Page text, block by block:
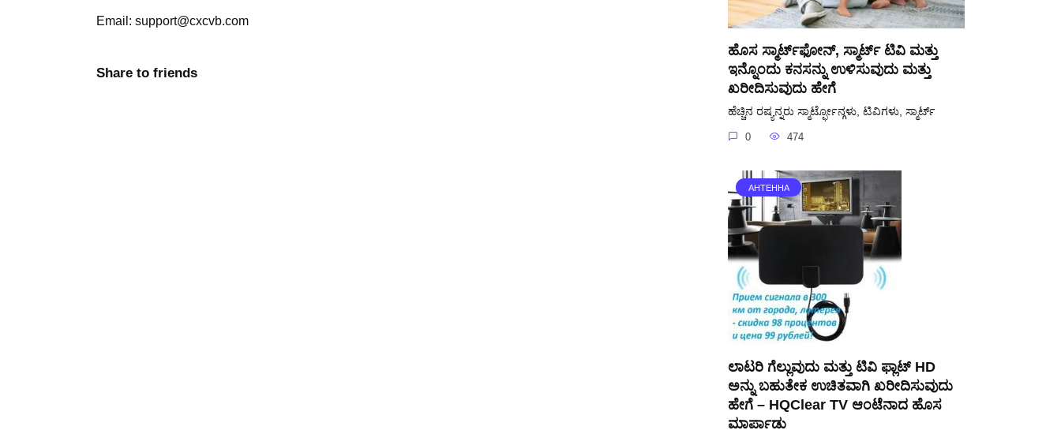
Email: support@cxcvb.com
Share to friends
ಹೊಸ ಸ್ಮಾರ್ಟ್‌ಫೋನ್, ಸ್ಮಾರ್ಟ್ ಟಿವಿ ಮತ್ತು
ಇನ್ನೊಂದು ಕನಸನ್ನು ಉಳಿಸುವುದು ಮತ್ತು
ಖರೀದಿಸುವುದು ಹೇಗೆ
ಹೆಚ್ಚಿನ ರಷ್ಯನ್ನರು ಸ್ಮಾರ್ಟ್ಫೋನ್ಗಳು, ಟಿವಿಗಳು, ಸ್ಮಾರ್ಟ್
0 474
АНТЕННА
ಲಾಟರಿ ಗೆಲ್ಲುವುದು ಮತ್ತು ಟಿವಿ ಫ್ಲಾಟ್ HD
ಅನ್ನು ಬಹುತೇಕ ಉಚಿತವಾಗಿ ಖರೀದಿಸುವುದು
ಹೇಗೆ – HQClear TV ಆಂಟೆನಾದ ಹೊಸ
ಮಾರ್ಪಾಡು